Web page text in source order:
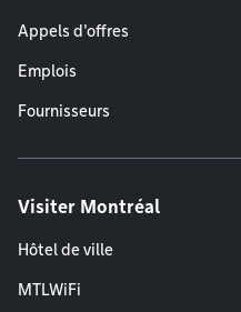
Appels d'offres
Emplois
Fournisseurs
Visiter Montréal
Hôtel de ville
MTLWiFi